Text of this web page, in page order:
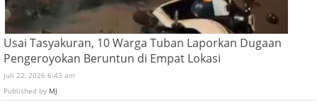
Usai Tasyakuran, 10 Warga Tuban Laporkan Dugaan
Pengeroyokan Beruntun di Empat Lokasi
Juli 22, 2026 6:43 am
Published by MJ